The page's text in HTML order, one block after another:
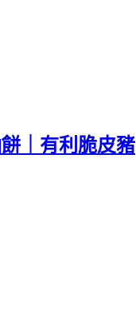
｜有利脆皮豬